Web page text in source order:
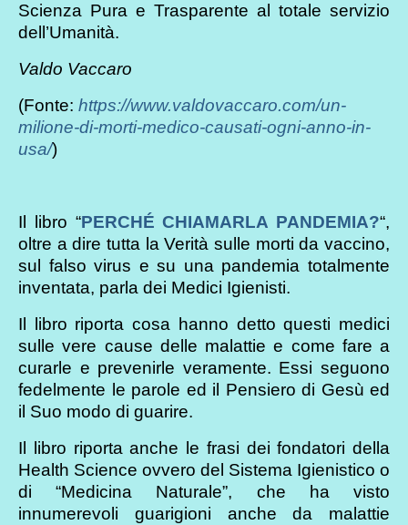
Scienza Pura e Trasparente al totale servizio
dell’Umanità.
Valdo Vaccaro
(Fonte: https://www.valdovaccaro.com/un-
milione-di-morti-medico-causati-ogni-anno-in-
usa/)
Il libro “PERCHÉ CHIAMARLA PANDEMIA?“,
oltre a dire tutta la Verità sulle morti da vaccino,
sul falso virus e su una pandemia totalmente
inventata, parla dei Medici Igienisti.
Il libro riporta cosa hanno detto questi medici
sulle vere cause delle malattie e come fare a
curarle e prevenirle veramente. Essi seguono
fedelmente le parole ed il Pensiero di Gesù ed
il Suo modo di guarire.
Il libro riporta anche le frasi dei fondatori della
Health Science ovvero del Sistema Igienistico o
di “Medicina Naturale”, che ha visto
innumerevoli guarigioni anche da malattie